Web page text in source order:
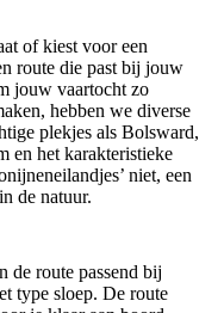
of kiest voor een
route die past bij jouw
jouw vaartocht zo
hebben we diverse
plekjes als Bolsward,
en het karakteristieke
niet, een
de natuur.
de route passend bij
type sloep. De route